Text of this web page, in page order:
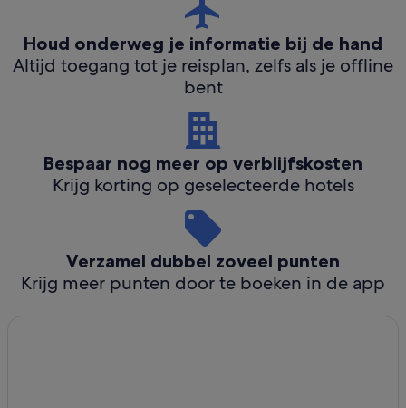
Houd onderweg je informatie bij de hand
Altijd toegang tot je reisplan, zelfs als je offline
bent
Bespaar nog meer op verblijfskosten
Krijg korting op geselecteerde hotels
Verzamel dubbel zoveel punten
Krijg meer punten door te boeken in de app